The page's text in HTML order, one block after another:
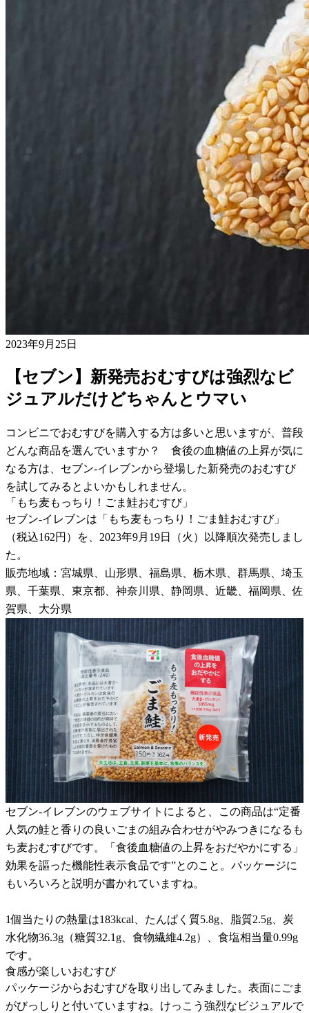
2023年9月25日
【セブン】新発売おむすびは強烈なビ
ジュアルだけどちゃんとウマい
コンビニでおむすびを購入する方は多いと思いますが、普段
どんな商品を選んでいますか？ 食後の血糖値の上昇が気に
なる方は、セブン-イレブンから登場した新発売のおむすび
を試してみるとよいかもしれません。
「もち麦もっちり！ごま鮭おむすび」
セブン-イレブンは「もち麦もっちり！ごま鮭おむすび」
（税込162円）を、2023年9月19日（火）以降順次発売しまし
た。
販売地域：宮城県、山形県、福島県、栃木県、群馬県、埼玉
県、千葉県、東京都、神奈川県、静岡県、近畿、福岡県、佐
賀県、大分県
セブン-イレブンのウェブサイトによると、この商品は“定番
人気の鮭と香りの良いごまの組み合わせがやみつきになるも
ち麦おむすびです。「食後血糖値の上昇をおだやかにする」
効果を謳った機能性表示食品です”とのこと。パッケージに
もいろいろと説明が書かれていますね。
1個当たりの熱量は183kcal、たんぱく質5.8g、脂質2.5g、炭
水化物36.3g（糖質32.1g、食物繊維4.2g）、食塩相当量0.99g
です。
食感が楽しいおむすび
パッケージからおむすびを取り出してみました。表面にごま
がびっしりと付いていますね。けっこう強烈なビジュアルで